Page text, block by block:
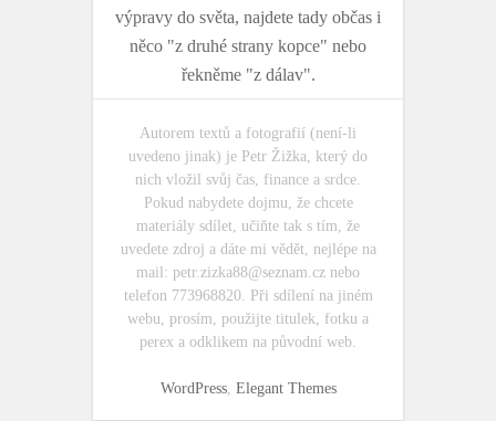
výpravy do světa, najdete tady občas i
něco "z druhé strany kopce" nebo
řekněme "z dálav".
Autorem textů a fotografií (není-li
uvedeno jinak) je Petr Žižka, který do
nich vložil svůj čas, finance a srdce.
Pokud nabydete dojmu, že chcete
materiály sdílet, učiňte tak s tím, že
uvedete zdroj a dáte mi vědět, nejlépe na
mail: petr.zizka88@seznam.cz nebo
telefon 773968820. Při sdílení na jiném
webu, prosím, použijte titulek, fotku a
perex a odklikem na původní web.
WordPress, Elegant Themes